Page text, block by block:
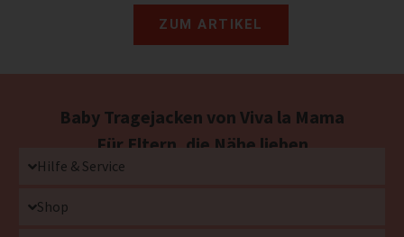
ZUM ARTIKEL
Baby Tragejacken von Viva la Mama
Für Eltern, die Nähe lieben
Hilfe & Service
Shop